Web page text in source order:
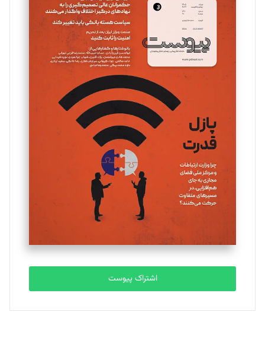
سروش کرمیان
تحریریه
مینا پاکدل
یسنا امان‌پور
تحریریه
ملینا جعفری
تحریریه
مصطفی مسجدی آرانی
تحریریه
بابک نقاش
تحریریه
اشتراک پیوست